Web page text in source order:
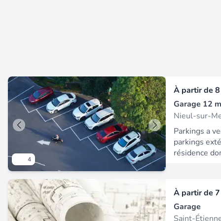
auxquels ce
disponibles
4
À partir de
Garage 12
Nieul-sur-
Parkings a
parkings
résidence
informations
contact avec
les risques
sont
À partir de
Garage
Saint-